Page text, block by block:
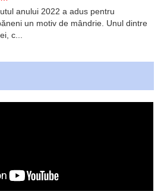
anului 2022 a adus pentru
un motiv de mândrie. Unul dintre
c...